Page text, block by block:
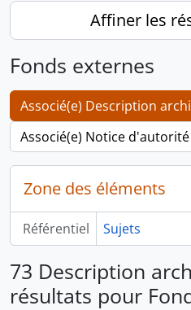
Affiner les
Fonds externes
Associé(e) Description
Associé(e) Notice d'autorité
Zone des éléments
Référentiel Sujets
73 Description
résultats pour